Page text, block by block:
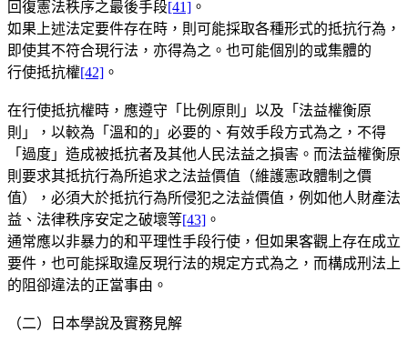
回復憲法秩序之最後手段[41] 。
如果上述法定要件存在時，則可能採取各種形式的抵抗行為，
即使其不符合現行法，亦得為之。也可能個別的或集體的
行使抵抗權[42] 。
在行使抵抗權時，應遵守「比例原則」以及「法益權衡原
則」，以較為「溫和的」必要的、有效手段方式為之，不得
「過度」造成被抵抗者及其他人民法益之損害。而法益權衡原
則要求其抵抗行為所追求之法益價值（維護憲政體制之價
值），必須大於抵抗行為所侵犯之法益價值，例如他人財產法
益、法律秩序安定之破壞等[43] 。
通常應以非暴力的和平理性手段行使，但如果客觀上存在成立
要件，也可能採取違反現行法的規定方式為之，而構成刑法上
的阻卻違法的正當事由。
（二）日本學說及實務見解